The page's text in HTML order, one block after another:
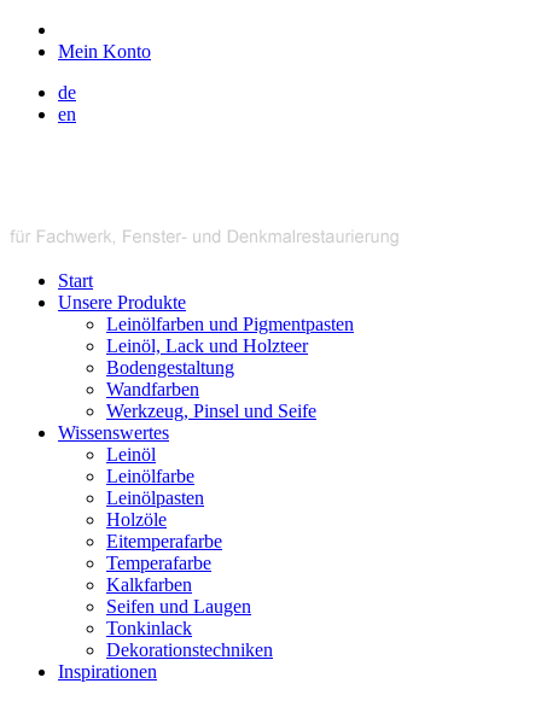
Mein Konto
de
en
Start
Unsere Produkte
Leinölfarben und Pigmentpasten
Leinöl, Lack und Holzteer
Bodengestaltung
Wandfarben
Werkzeug, Pinsel und Seife
Wissenswertes
Leinöl
Leinölfarbe
Leinölpasten
Holzöle
Eitemperafarbe
Temperafarbe
Kalkfarben
Seifen und Laugen
Tonkinlack
Dekorationstechniken
Inspirationen